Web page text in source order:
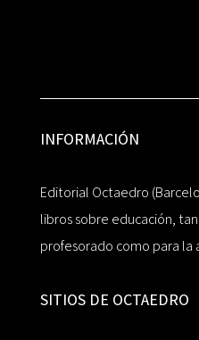
INFORMACIÓN
Editorial Octaedro
libros sobre educación,
profesorado como para la
SITIOS DE OCTAEDRO